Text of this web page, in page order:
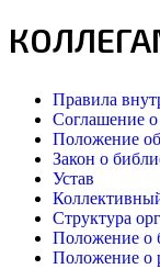
Правила
Соглашение о
Положение
Закон о
Устав
Структура
Положение о
Положение о